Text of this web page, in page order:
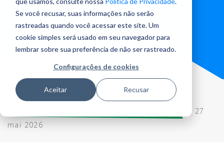
Se você recusar, suas informações não serão
rastreadas quando você acessar este site. Um
cookie simples será usado em seu navegador para
lembrar sobre sua preferência de não ser rastreado.
Configurações de cookies
Aceitar Recusar
| 27
mai 2026